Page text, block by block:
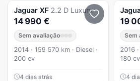
Jaguar XF 2.2 D Luxury
14 990 €
Sem avaliação
2014 · 159 570 km · Diesel ·
200 cv
4 dias atrás
19
Sem
2016
180 cv
4